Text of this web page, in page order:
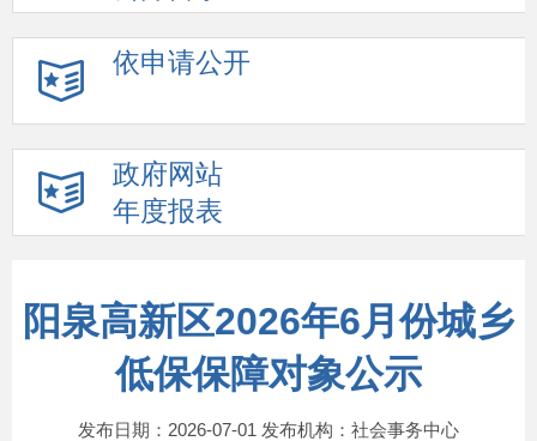
依申请公开
政府网站
年度报表
阳泉高新区2026年6月份城乡
低保保障对象公示
发布日期：2026-07-01 发布机构：社会事务中心